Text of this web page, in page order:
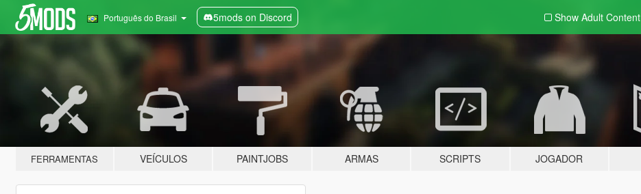
Português do Brasil 5mods on Discord Show Adult Content
FERRAMENTAS VEÍCULOS PAINTJOBS ARMAS SCRIPTS JOGADOR